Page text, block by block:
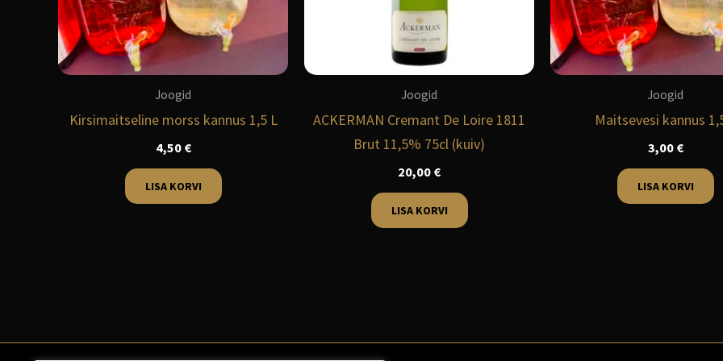
Joogid
Kirsimaitseline morss kannus 1,5 L
4,50 €
LISA KORVI
Joogid
ACKERMAN Cremant De Loire 1811
Brut 11,5% 75cl (kuiv)
20,00 €
LISA KORVI
Joogid
Maitsevesi kannus
3,00 €
LISA KORVI